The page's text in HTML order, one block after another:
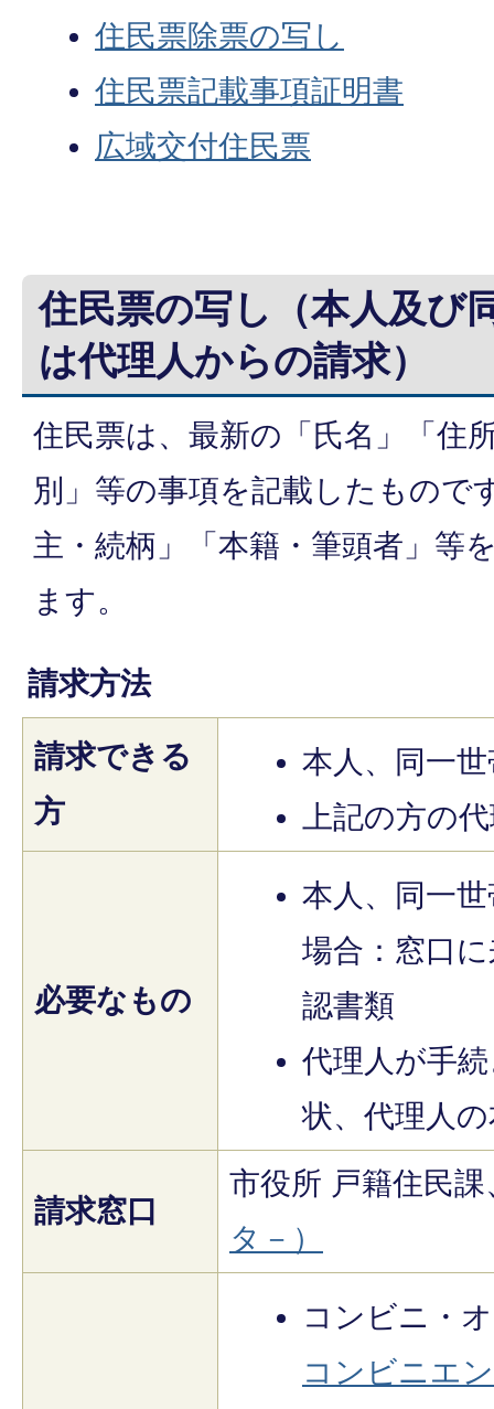
住民票除票の写し
住民票記載事項証明書
広域交付住民票
住民票の写し（本人及び
は代理人からの請求）
住民票は、最新の「氏名」「住
別」等の事項を記載したもので
主・続柄」「本籍・筆頭者」等
ます。
請求方法
請求できる
方
本人、同一
上記の方の
必要なもの
本人、同一
場合：窓口
認書類
代理人が手
状、代理人
請求窓口
市役所 戸籍住民課
タ－）
コンビニ・
コンビニエ